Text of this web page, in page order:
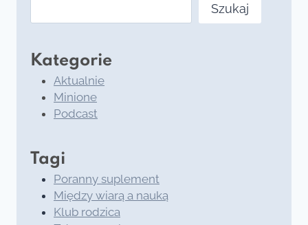
Szukaj
Kategorie
Aktualnie
Minione
Podcast
Tagi
Poranny suplement
Między wiarą a nauką
Klub rodzica